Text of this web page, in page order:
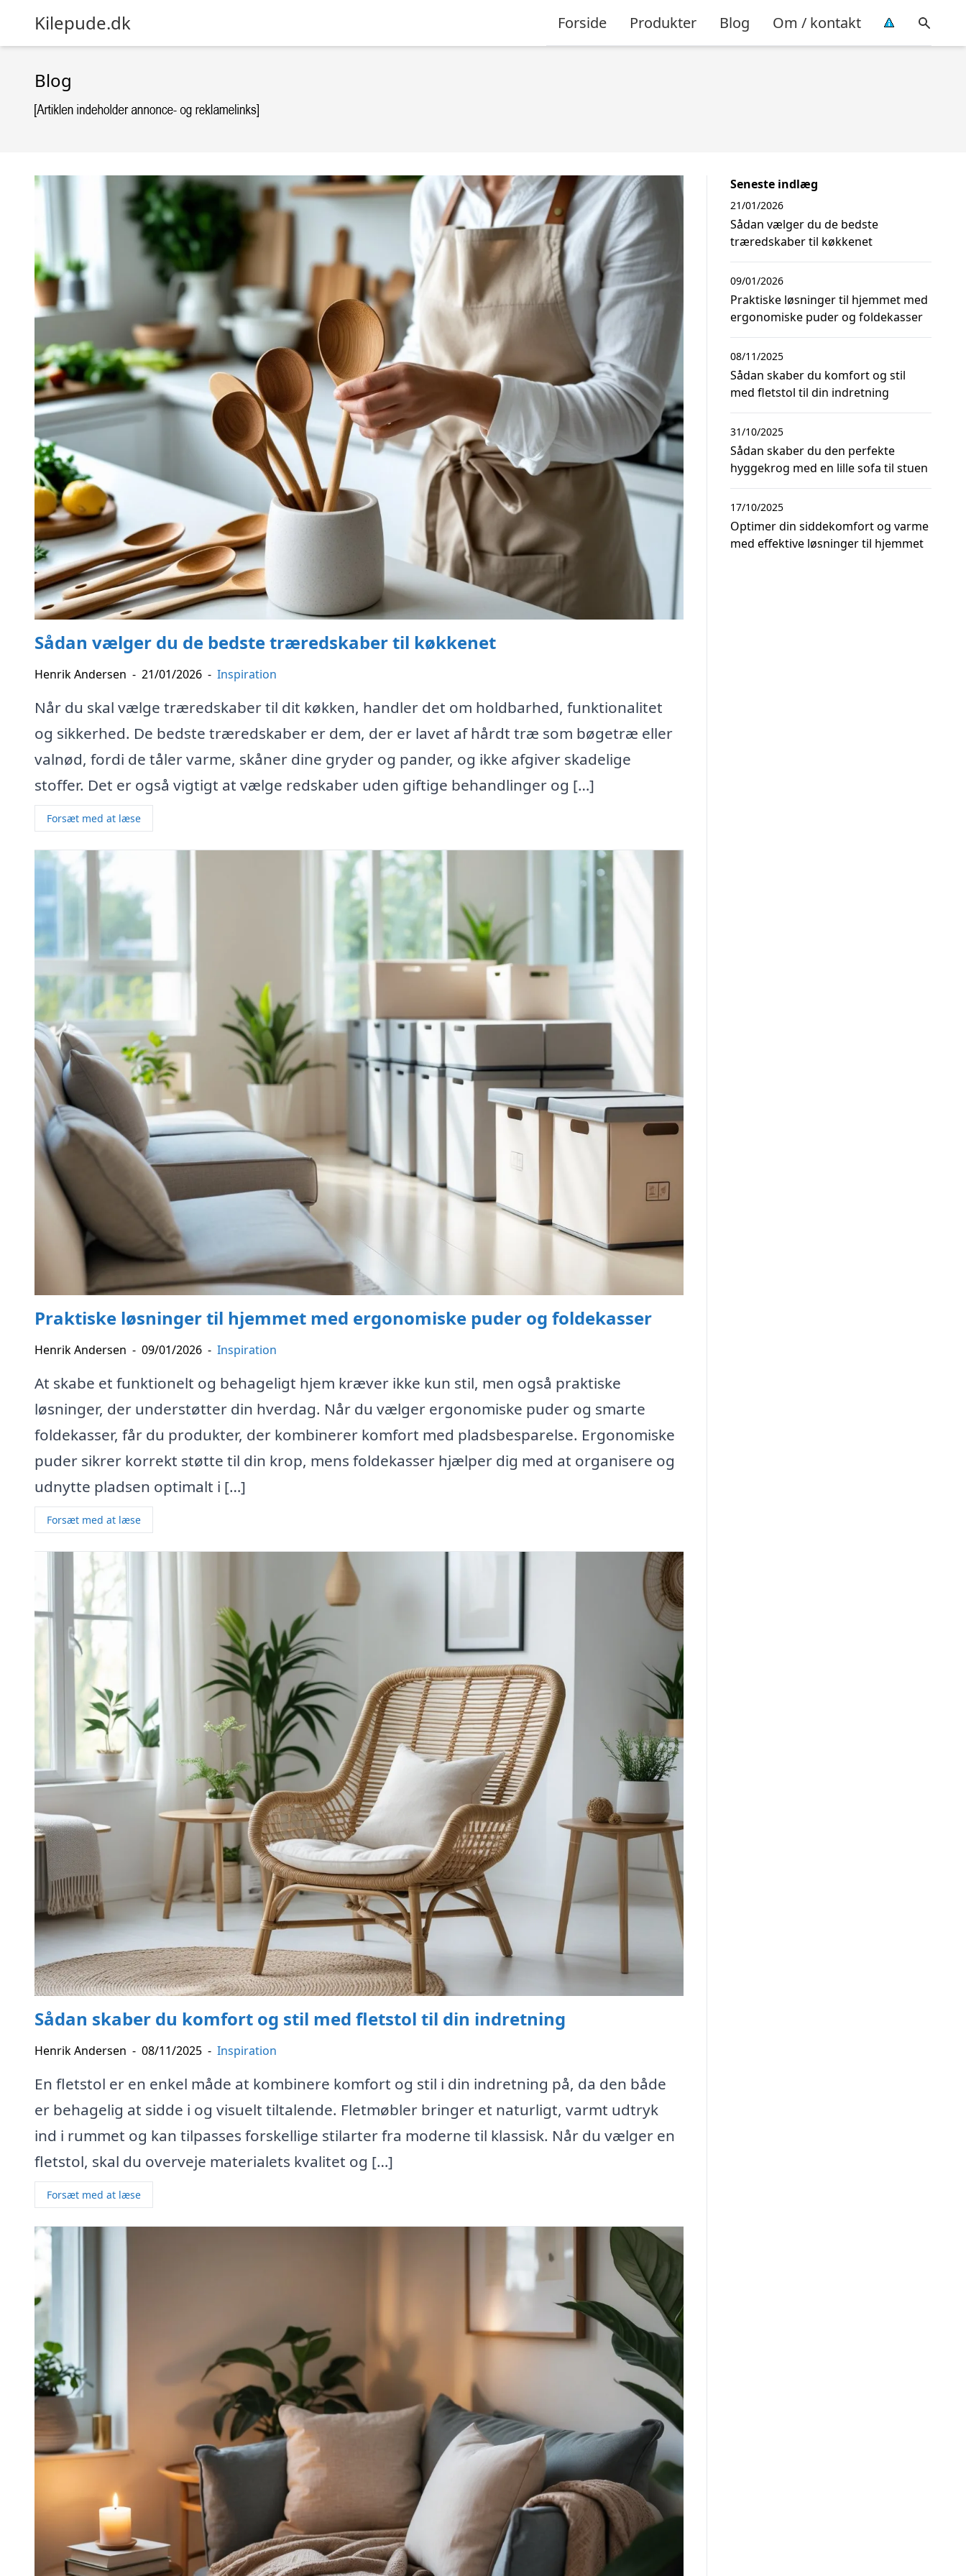
Kilepude.dk Forside Produkter Blog Om / kontakt
Blog
Sådan vælger du de bedste træredskaber til køkkenet
Henrik Andersen - 21/01/2026 - Inspiration
Når du skal vælge træredskaber til dit køkken, handler det om holdbarhed, funktionalitet
og sikkerhed. De bedste træredskaber er dem, der er lavet af hårdt træ som bøgetræ eller
valnød, fordi de tåler varme, skåner dine gryder og pander, og ikke afgiver skadelige
stoffer. Det er også vigtigt at vælge redskaber uden giftige behandlinger og […]
Forsæt med at læse
Praktiske løsninger til hjemmet med ergonomiske puder og foldekasser
Henrik Andersen - 09/01/2026 - Inspiration
At skabe et funktionelt og behageligt hjem kræver ikke kun stil, men også praktiske
løsninger, der understøtter din hverdag. Når du vælger ergonomiske puder og smarte
foldekasser, får du produkter, der kombinerer komfort med pladsbesparelse. Ergonomiske
puder sikrer korrekt støtte til din krop, mens foldekasser hjælper dig med at organisere og
udnytte pladsen optimalt i […]
Forsæt med at læse
Sådan skaber du komfort og stil med fletstol til din indretning
Henrik Andersen - 08/11/2025 - Inspiration
En fletstol er en enkel måde at kombinere komfort og stil i din indretning på, da den både
er behagelig at sidde i og visuelt tiltalende. Fletmøbler bringer et naturligt, varmt udtryk
ind i rummet og kan tilpasses forskellige stilarter fra moderne til klassisk. Når du vælger en
fletstol, skal du overveje materialets kvalitet og […]
Forsæt med at læse
Seneste indlæg
Sådan vælger du de bedste
træredskaber til køkkenet
21/01/2026
Praktiske løsninger til hjemmet med
ergonomiske puder og foldekasser
09/01/2026
Sådan skaber du komfort og stil
med fletstol til din indretning
08/11/2025
Sådan skaber du den perfekte
hyggekrog med en lille sofa til stuen
31/10/2025
Optimer din siddekomfort og varme
med effektive løsninger til hjemmet
17/10/2025